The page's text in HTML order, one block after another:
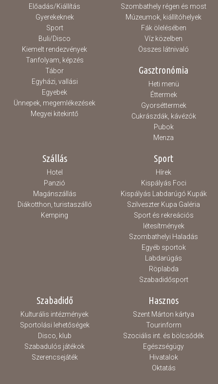
Előadás/Kiállítás
Gyerekeknek
Sport
Buli/Disco
Kiemelt rendezvények
Tanfolyam, képzés
Tábor
Egyházi, vallási
Egyebek
Ünnepek, megemlékezések
Megyei kitekintő
Szombathely régen és most
Múzeumok, kiállítóhelyek
Fák ölelésében
Víz közelben
Összes látnivaló
Gasztronómia
Heti menü
Éttermek
Gyorséttermek
Cukrászdák, kávézók
Pubok
Menza
Szállás
Hotel
Panzió
Magánszállás
Diákotthon, turistaszálló
Kemping
Sport
Hírek
Kispályás Foci
Kispályás Labdarúgó Kupák
Szilveszter Kupa Galéria
Sport és rekreációs
létesítmények
Szombathelyi Haladás
Egyéb sportok
Labdarúgás
Röplabda
Szabadidősport
Szabadidő
Kulturális intézmények
Sportolási lehetőségek
Disco, klub
Szabadulós játékok
Szerencsejáték
Hasznos
Szent Márton kártya
Tourinform
Szociális int. és bölcsődék
Egészségügy
Hivatalok
Oktatás